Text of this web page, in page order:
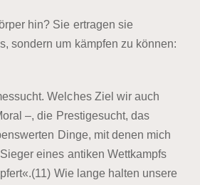
hin? Sie ertragen sie
sondern um kämpfen zu können:
Welches Ziel wir auch
–, die Prestigesucht, das
Dinge, mit denen mich
eines antiken Wettkampfs
Wie lange halten unsere